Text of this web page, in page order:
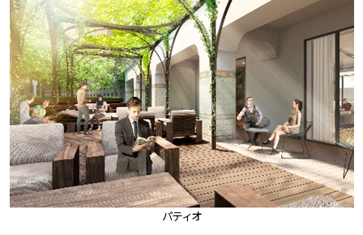
パティオ